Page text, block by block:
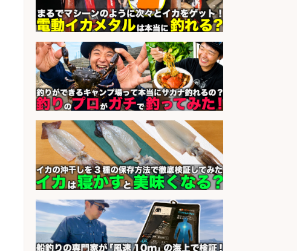
sponsored by 求人ボックス
釣り具などの出荷作業～～/工場/製
造
会社名 UTグループ株式会社
sponsored by 求人ボックス
精肉・青果・鮮魚販売/「志布志
市」「時給1,150円〜」志布志市周
辺でお魚のカットや商品の陳列スタ
ッフ/未経験歓迎×残業少なめ×車通
勤OK/鹿児島県/志布志市
会社名 株式会社ホットスタッフ鹿児島
sponsored by 求人ボックス